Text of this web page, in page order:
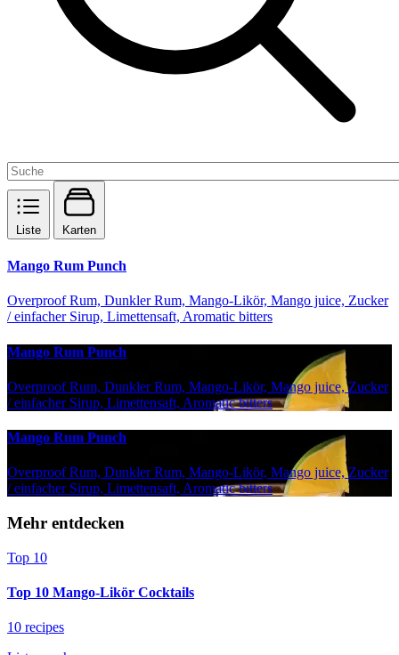
Liste Karten
Mango Rum Punch
Overproof Rum, Dunkler Rum, Mango-Likör, Mango juice, Zucker
/ einfacher Sirup, Limettensaft, Aromatic bitters
Mango Rum Punch
Overproof Rum, Dunkler Rum, Mango-Likör, Mango juice, Zucker
/ einfacher Sirup, Limettensaft, Aromatic bitters
Mango Rum Punch
Overproof Rum, Dunkler Rum, Mango-Likör, Mango juice, Zucker
/ einfacher Sirup, Limettensaft, Aromatic bitters
Mehr entdecken
Top 10
Top 10 Mango-Likör Cocktails
10 recipes